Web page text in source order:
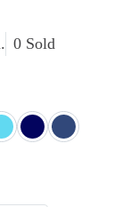
0 Sold